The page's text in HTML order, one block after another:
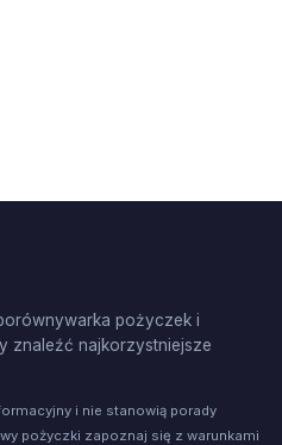
pożyczek i
znaleźć najkorzystniejsze
i nie stanowią porady
pożyczki zapoznaj się z warunkami